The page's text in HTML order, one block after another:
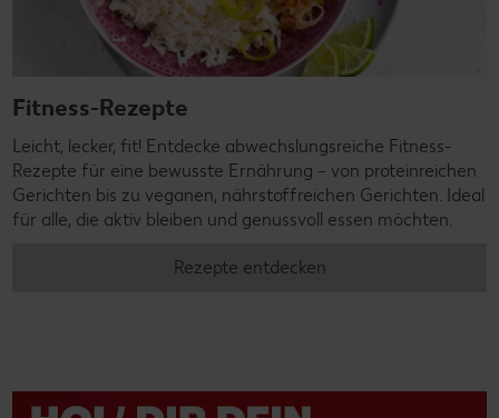
Fitness-Rezepte
Leicht, lecker, fit! Entdecke abwechslungsreiche Fitness-
Rezepte für eine bewusste Ernährung – von proteinreichen
Gerichten bis zu veganen, nährstoffreichen Gerichten. Ideal
für alle, die aktiv bleiben und genussvoll essen möchten.
Rezepte entdecken